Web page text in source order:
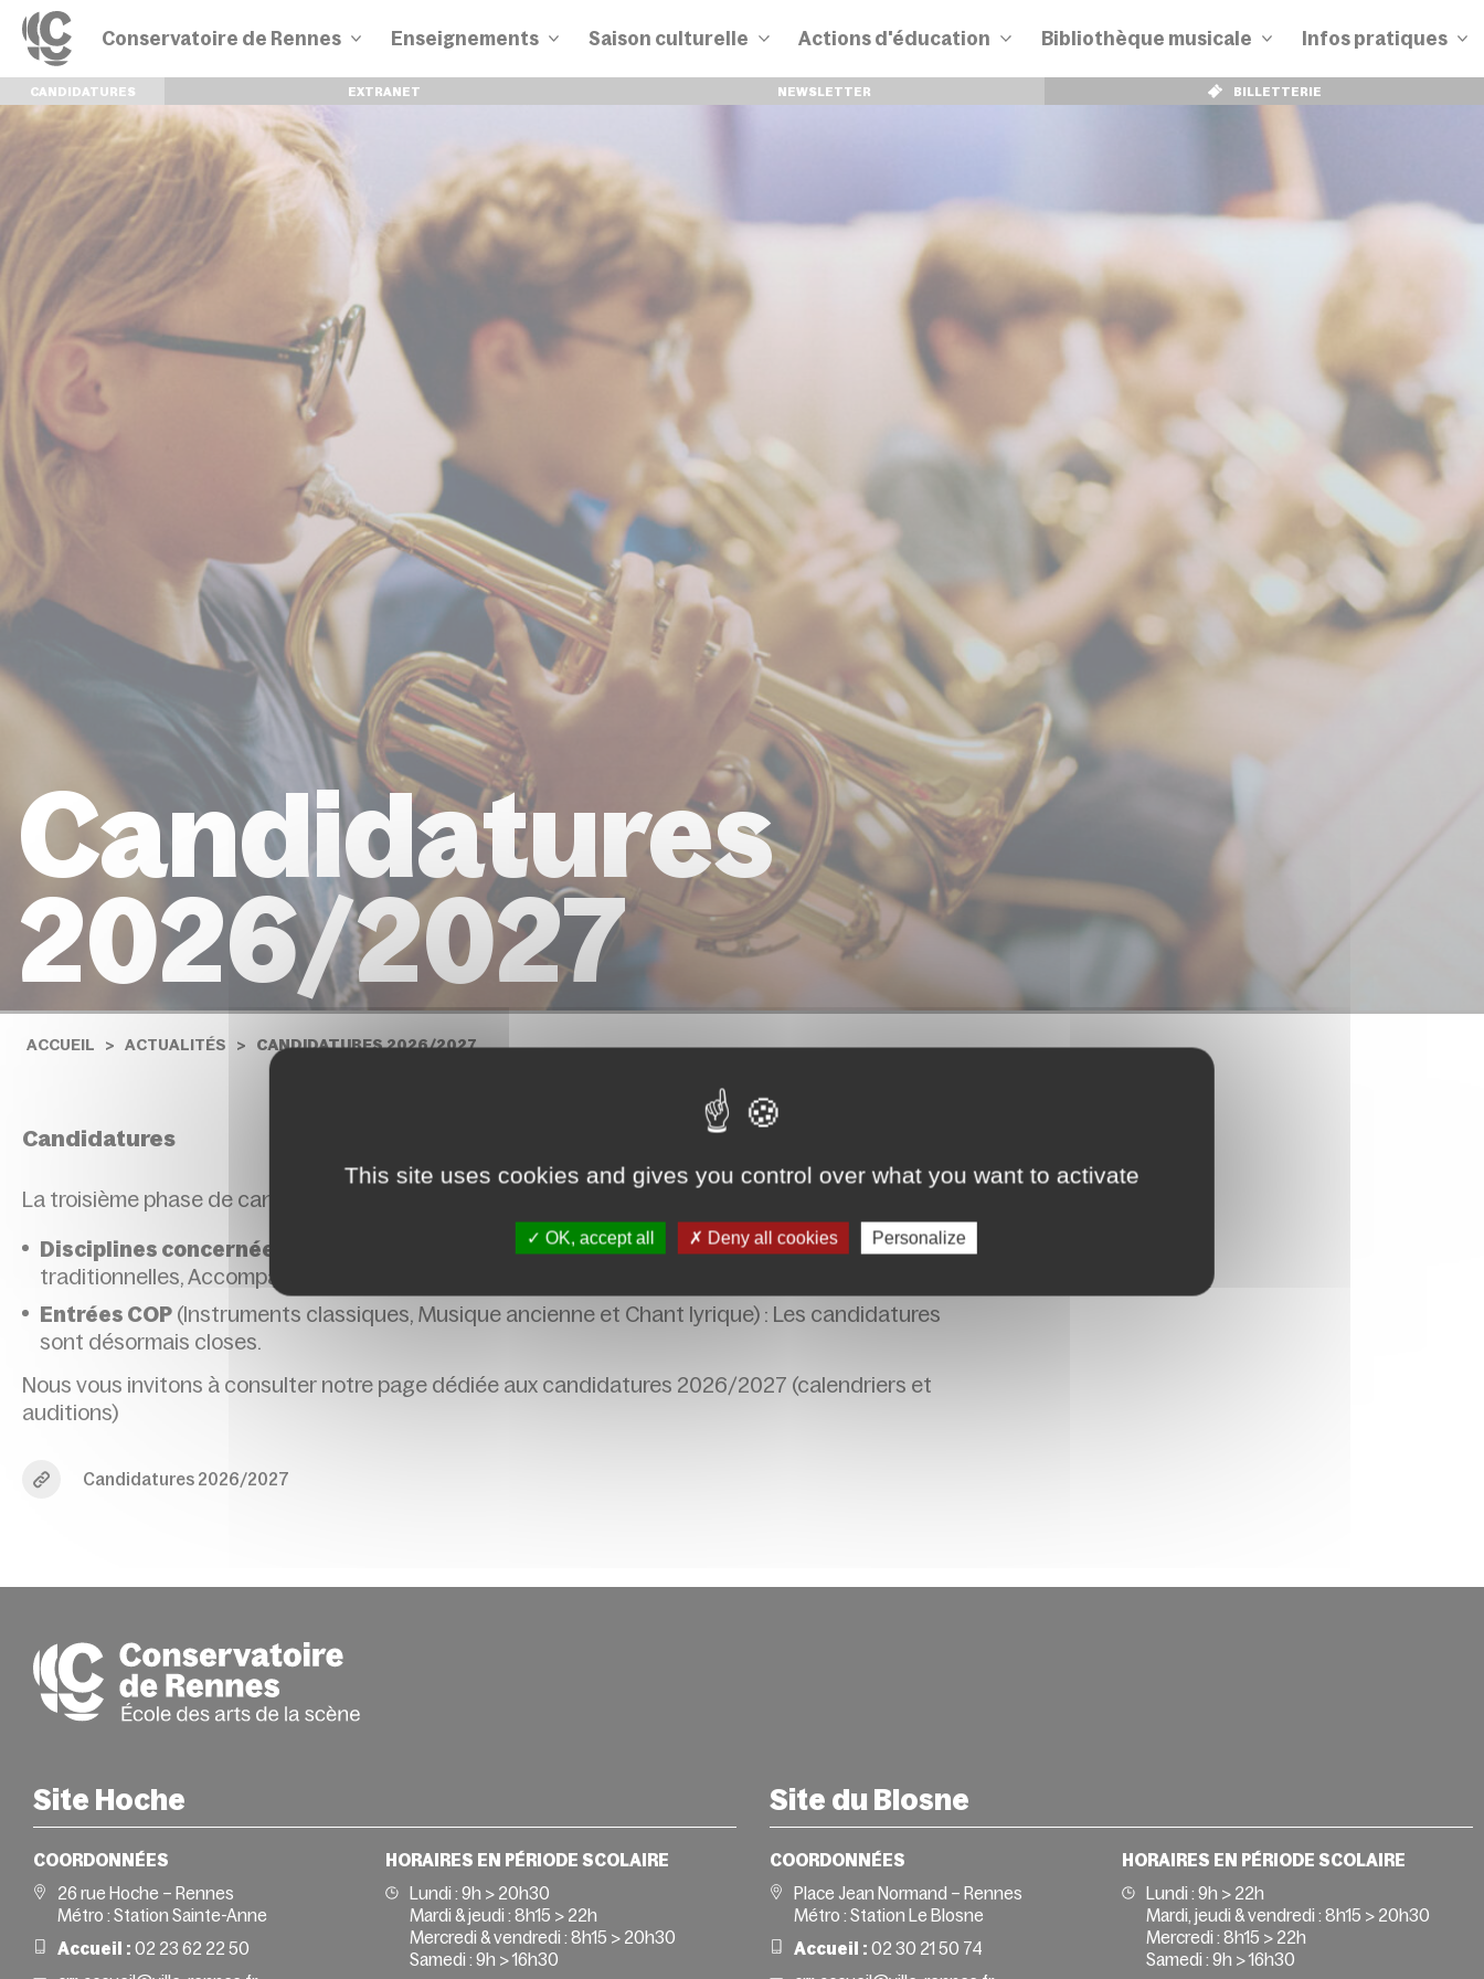
Conservatoire de Rennes Enseignements
Disciplines
Parcours
Saison culturelle Actions d'éducation Bibliothèque musicale Infos pratiques
CANDIDATURES EXTRANET NEWSLETTER BILLETTERIE
Candidatures
2026/2027
ACCUEIL ACTUALITÉS CANDIDATURES 2026/2027
Candidatures
La troisième phase de candidatures aura lieu
Disciplines concernées :
Danse et Théâtre (sauf cycle 1), Jazz, Direction de chœur, Musiques
traditionnelles, Accompagnement, Culture musicale et Parcours Libres.
Entrées COP (Instruments classiques, Musique ancienne et Chant lyrique) : Les candidatures
sont désormais closes.
Nous vous invitons à consulter notre page dédiée aux candidatures 2026/2027 (calendriers et
auditions)
Candidatures 2026/2027
Site Hoche
COORDONNÉES
26 rue Hoche – Rennes
Métro : Station Sainte-Anne
Accueil : 02 23 62 22 50
HORAIRES EN PÉRIODE SCOLAIRE
Lundi : 9h > 20h30
Mardi & jeudi : 8h15 > 22h
Mercredi & vendredi : 8h15 > 20h30
Samedi : 9h > 16h30
Site du Blosne
COORDONNÉES
Place Jean Normand – Rennes
Métro : Station Le Blosne
Accueil : 02 30 21 50 74
HORAIRES EN PÉRIODE SCOLAIRE
Lundi : 9h > 22h
Mardi, jeudi & vendredi : 8h15 > 20h30
Mercredi : 8h15 > 22h
Samedi : 9h > 16h30
This site uses cookies and gives you control over what you want to activate
OK, accept all Deny all cookies Personalize